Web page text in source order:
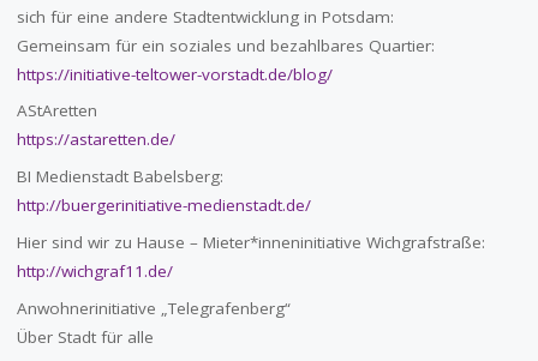
sich für eine andere Stadtentwicklung in Potsdam:
Gemeinsam für ein soziales und bezahlbares Quartier:
https://initiative-teltower-vorstadt.de/blog/
AStAretten
https://astaretten.de/
BI Medienstadt Babelsberg:
http://buergerinitiative-medienstadt.de/
Hier sind wir zu Hause – Mieter*inneninitiative Wichgrafstraße:
http://wichgraf11.de/
Anwohnerinitiative „Telegrafenberg“
Über Stadt für alle